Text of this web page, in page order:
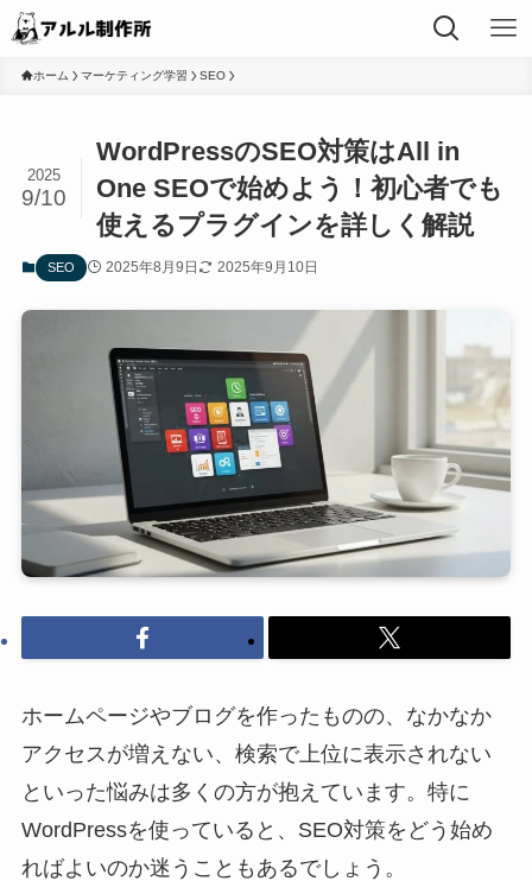
ホーム マーケティング学習 SEO
WordPressのSEO対策はAll in
One SEOで始めよう！初心者でも
使えるプラグインを詳しく解説
2025
9/10
SEO 2025年8月9日 2025年9月10日
ホームページやブログを作ったものの、なかなか
アクセスが増えない、検索で上位に表示されない
といった悩みは多くの方が抱えています。特に
WordPressを使っていると、SEO対策をどう始め
ればよいのか迷うこともあるでしょう。